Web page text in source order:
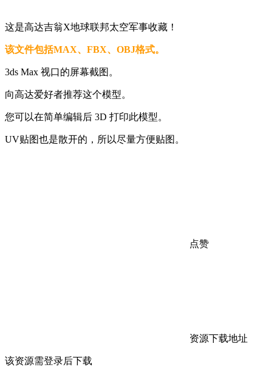
这是高达吉翁X地球联邦太空军事收藏！
该文件包括MAX、FBX、OBJ格式。
3ds Max 视口的屏幕截图。
向高达爱好者推荐这个模型。
您可以在简单编辑后 3D 打印此模型。
UV贴图也是散开的，所以尽量方便贴图。
点赞
资源下载地址
该资源需登录后下载